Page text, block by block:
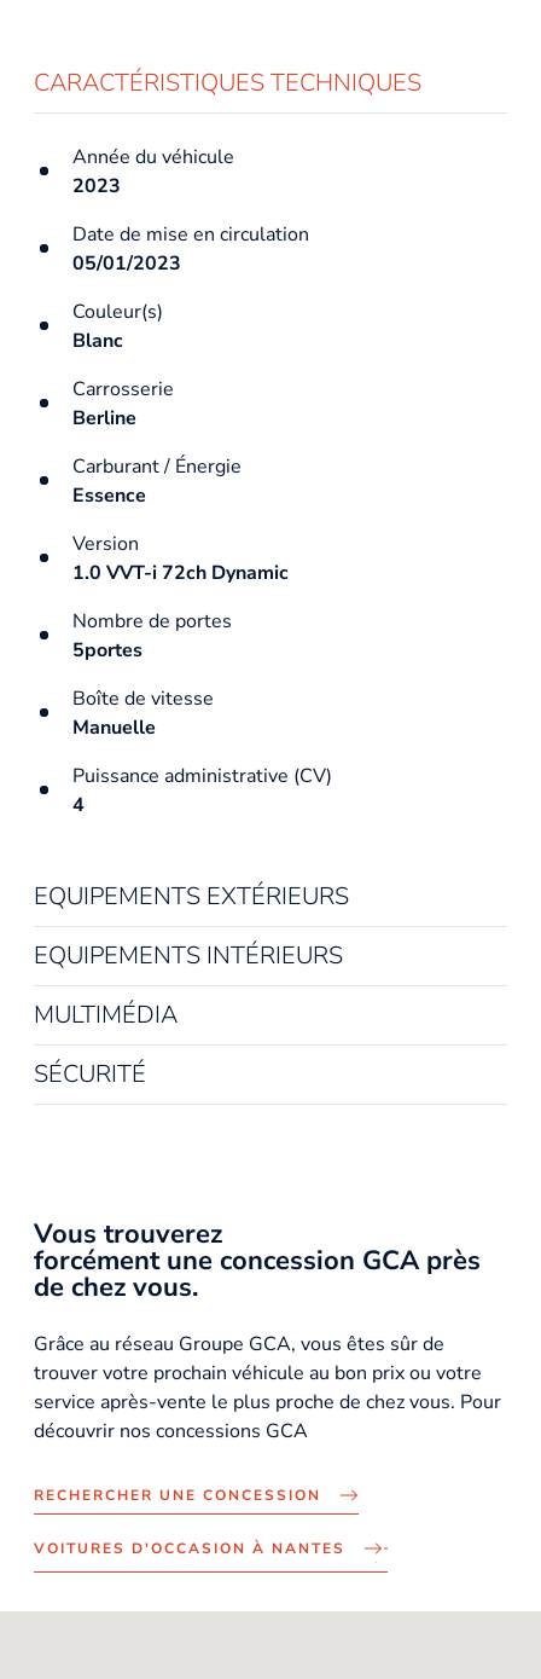
CARACTÉRISTIQUES TECHNIQUES
Année du véhicule
2023
Date de mise en circulation
05/01/2023
Couleur(s)
Blanc
Carrosserie
Berline
Carburant / Énergie
Essence
Version
1.0 VVT-i 72ch Dynamic
Nombre de portes
5portes
Boîte de vitesse
Manuelle
Puissance administrative (CV)
4
EQUIPEMENTS EXTÉRIEURS
EQUIPEMENTS INTÉRIEURS
MULTIMÉDIA
SÉCURITÉ
Vous trouverez
forcément une concession GCA près
de chez vous.
Grâce au réseau Groupe GCA, vous êtes sûr de
trouver votre prochain véhicule au bon prix ou votre
service après-vente le plus proche de chez vous. Pour
découvrir nos concessions GCA
RECHERCHER UNE CONCESSION
VOITURES D'OCCASION À NANTES